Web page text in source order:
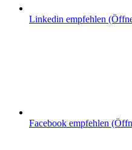
Linkedin empfehlen
Facebook empfehlen